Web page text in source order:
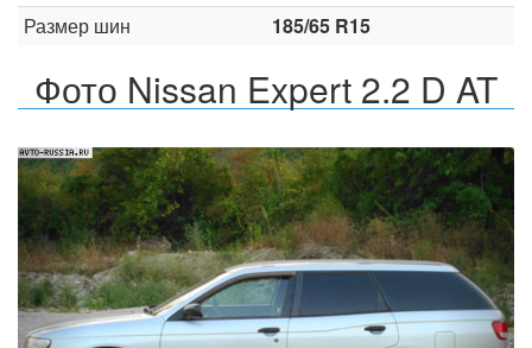
Размер шин 185/65 R15
Фото Nissan Expert 2.2 D AT
Назад